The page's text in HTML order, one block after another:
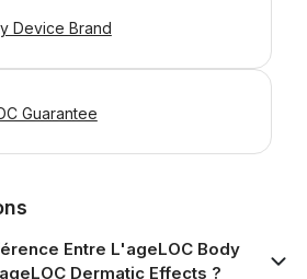
Device Brand
Guarantee
Entre L'ageLOC Body
Dermatic Effects ?